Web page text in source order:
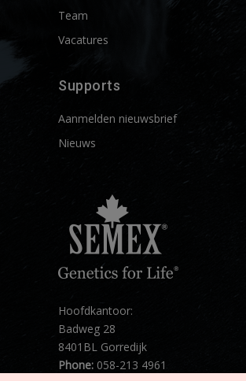
Team
Vacatures
Supports
Aanmelden nieuwsbrief
Nieuws
Hoofdkantoor:
Badweg 28
8401BL Gorredijk
Phone: 058-213 4961